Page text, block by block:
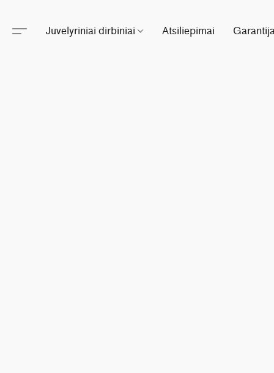
Juvelyriniai dirbiniai Atsiliepimai